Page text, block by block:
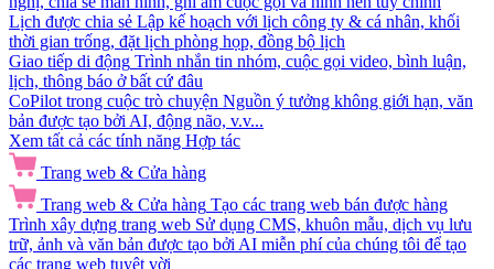
Lịch được chia sẻ Lập kế hoạch với lịch công ty & cá nhân, khối
thời gian trống, đặt lịch phòng họp, đồng bộ lịch
Giao tiếp di động Trình nhắn tin nhóm, cuộc gọi video, bình luận,
lịch, thông báo ở bất cứ đâu
CoPilot trong cuộc trò chuyện Nguồn ý tưởng không giới hạn, văn
bản được tạo bởi AI, động não, v.v...
Xem tất cả các tính năng Hợp tác
Trang web & Cửa hàng
Trang web & Cửa hàng Tạo các trang web bán được hàng
Trình xây dựng trang web Sử dụng CMS, khuôn mẫu, dịch vụ lưu
trữ, ảnh và văn bản được tạo bởi AI miễn phí của chúng tôi để tạo
các trang web tuyệt vời